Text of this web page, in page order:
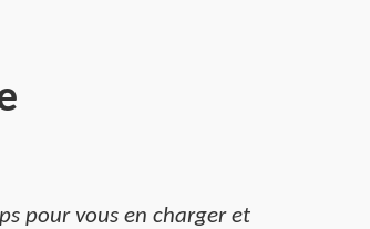
pour vous en charger et